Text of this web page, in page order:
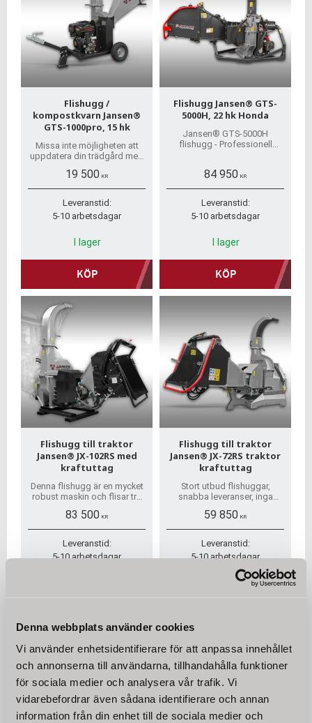
Denna webbplats använder cookies
Vi använder enhetsidentifierare för att anpassa innehållet
och annonserna till användarna, tillhandahålla funktioner
för sociala medier och analysera vår trafik. Vi
vidarebefordrar även sådana identifierare och annan
information från din enhet till de sociala medier och
Flishugg /
kompostkvarn Jansen®
GTS-1000pro, 15 hk
Missa inte möjligheten att
uppdatera din trädgård med
mångsidiga flishugg. Snabb
hemleverans!
19 500 KR
Leveranstid:
5-10 arbetsdagar
I lager
KÖP
Flishugg Jansen® GTS-
5000H, 22 hk Honda
Jansen® GTS-5000H
flishugg - Professionell
GX690H-motor och anti-
stress funktion
84 950 KR
Leveranstid:
5-10 arbetsdagar
I lager
KÖP
Flishugg till traktor
Jansen® JX-102RS med
kraftuttag
Denna flishugg är en mycket
robust maskin och flisar trä
Matningsbehållaren har en
öppning på 114x75 cm.
Kraftöverföringsaxel ingår.
83 500 KR
Leveranstid:
5-10 arbetsdagar
Flishugg till traktor
Jansen® JX-72RS traktor
kraftuttag
Stort utbud flishuggar,
snabba leveranser, inga
och privatperson. Vi har alla
reservdelar!
59 850 KR
Leveranstid:
5-10 arbetsdagar
I lager
Flishugg - Förvandla trädgård